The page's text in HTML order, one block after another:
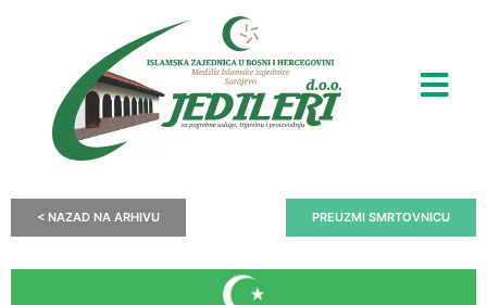
< NAZAD NA ARHIVU PREUZMI SMRTOVNICU